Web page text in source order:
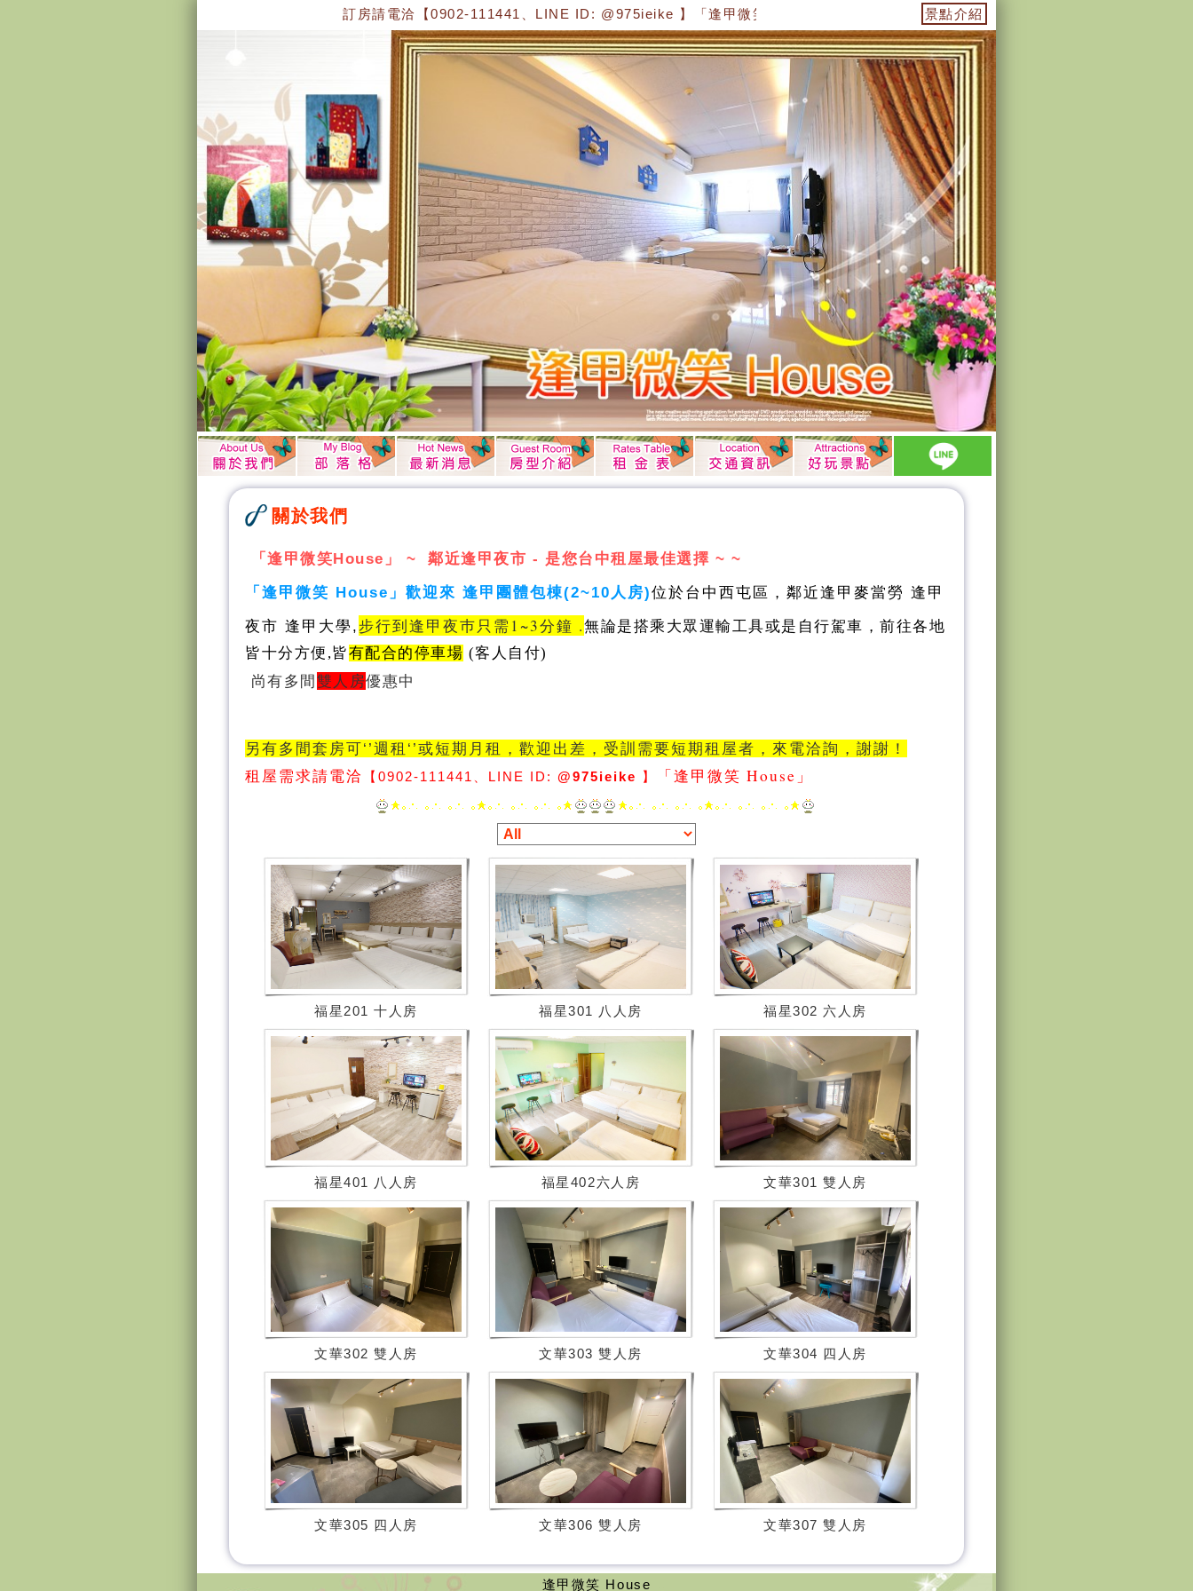
訂房請電洽【0902-111441、LINE ID: @975ieike 】「逢甲微笑 House」 景點介紹
關於我們
「逢甲微笑House」 ~ 鄰近逢甲夜市 - 是您台中租屋最佳選擇 ~ ~
「逢甲微笑 House」 歡迎來 逢甲團體包棟(2~10人房)位於台中西屯區，鄰近逢甲麥當勞 逢甲
夜市 逢甲大學, 步行到逢甲夜巿只需1~3分鐘 .無論是搭乘大眾運輸工具或是自行駕車，前往各地
皆十分方便,皆有配合的停車場 (客人自付)
尚有多間 雙人房優惠中
另有多間套房可‘’週租‘’或短期月租，歡迎出差，受訓需要短期租屋者，來電洽詢，謝謝！
租屋需求請電洽
【 0902-111441 、LINE ID: @975ieike 】 「逢甲微笑 House」
福星201 十人房 福星301 八人房 福星302 六人房
福星401 八人房 福星402六人房 文華301 雙人房
文華302 雙人房 文華303 雙人房 文華304 四人房
文華305 四人房 文華306 雙人房 文華307 雙人房
逢甲微笑 House